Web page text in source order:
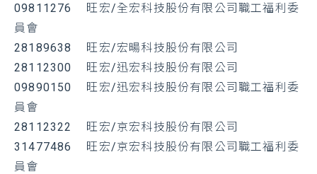
09811276 旺宏/全宏科技股份有限公司職工福利委
員會
28189638 旺宏/宏暘科技股份有限公司
28112300 旺宏/迅宏科技股份有限公司
09890150 旺宏/迅宏科技股份有限公司職工福利委
員會
28112322 旺宏/京宏科技股份有限公司
31477486 旺宏/京宏科技股份有限公司職工福利委
員會